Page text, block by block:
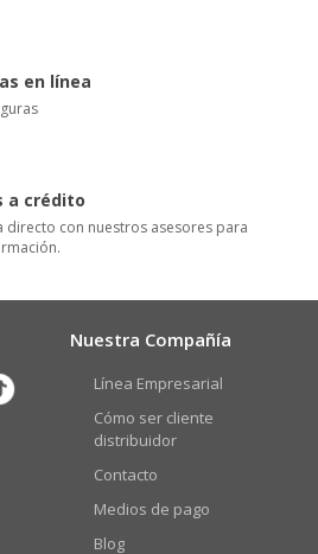
en línea
a crédito
directo con nuestros asesores para
Nuestra Compañía
Línea Empresarial
Cómo ser cliente
distribuidor
Contacto
Medios de pago
Blog